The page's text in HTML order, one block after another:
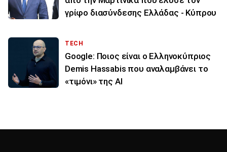
γρίφο διασύνδεσης Ελλάδας - Κύπρου
TECH
Google: Ποιος είναι ο Ελληνοκύπριος
Demis Hassabis που αναλαμβάνει το
«τιμόνι» της ΑΙ